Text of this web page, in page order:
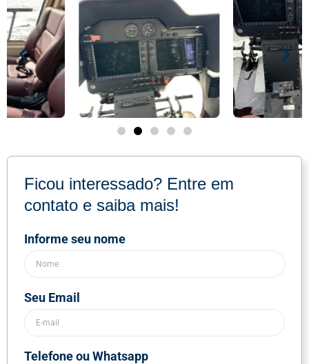
Ficou interessado? Entre em
contato e saiba mais!
Informe seu nome
Seu Email
Telefone ou Whatsapp